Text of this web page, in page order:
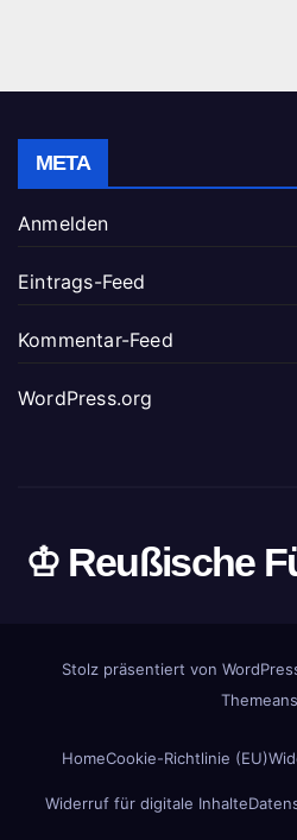
META
Anmelden
Eintrags-Feed
Kommentar-Feed
WordPress.org
♔ Reußische
Stolz präsentiert von
HomeCookie-Richtlinie (EU)
Widerruf für digitale Inhalte